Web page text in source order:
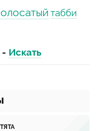
табби
- Искать